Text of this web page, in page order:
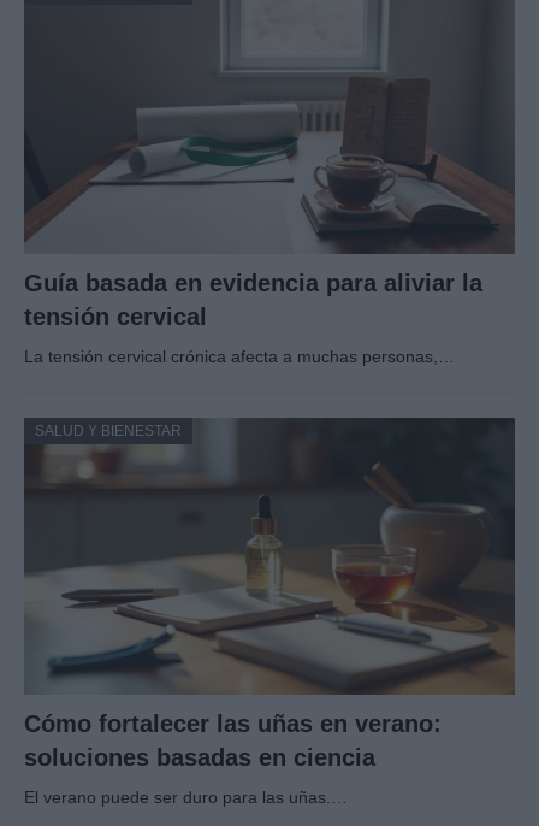
Guía basada en evidencia para aliviar la
tensión cervical
La tensión cervical crónica afecta a muchas personas,…
SALUD Y BIENESTAR
Cómo fortalecer las uñas en verano:
soluciones basadas en ciencia
El verano puede ser duro para las uñas.…